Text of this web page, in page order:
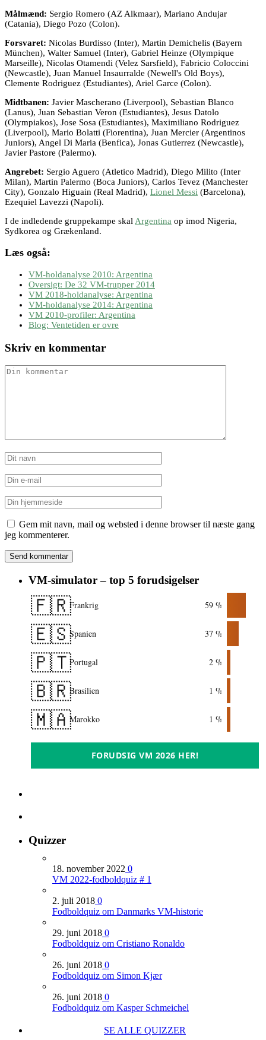
Målmænd: Sergio Romero (AZ Alkmaar), Mariano Andujar
(Catania), Diego Pozo (Colon).
Forsvaret: Nicolas Burdisso (Inter), Martin Demichelis (Bayern
München), Walter Samuel (Inter), Gabriel Heinze (Olympique
Marseille), Nicolas Otamendi (Velez Sarsfield), Fabricio Coloccini
(Newcastle), Juan Manuel Insaurralde (Newell's Old Boys),
Clemente Rodriguez (Estudiantes), Ariel Garce (Colon).
Midtbanen: Javier Mascherano (Liverpool), Sebastian Blanco
(Lanus), Juan Sebastian Veron (Estudiantes), Jesus Datolo
(Olympiakos), Jose Sosa (Estudiantes), Maximiliano Rodriguez
(Liverpool), Mario Bolatti (Fiorentina), Juan Mercier (Argentinos
Juniors), Angel Di Maria (Benfica), Jonas Gutierrez (Newcastle),
Javier Pastore (Palermo).
Angrebet: Sergio Aguero (Atletico Madrid), Diego Milito (Inter
Milan), Martin Palermo (Boca Juniors), Carlos Tevez (Manchester
City), Gonzalo Higuain (Real Madrid), Lionel Messi (Barcelona),
Ezequiel Lavezzi (Napoli).
I de indledende gruppekampe skal Argentina op imod Nigeria,
Sydkorea og Grækenland.
Læs også:
VM-holdanalyse 2010: Argentina
Oversigt: De 32 VM-trupper 2014
VM 2018-holdanalyse: Argentina
VM-holdanalyse 2014: Argentina
VM 2010-profiler: Argentina
Blog: Ventetiden er ovre
Skriv en kommentar
Gem mit navn, mail og websted i denne browser til næste gang
jeg kommenterer.
VM-simulator – top 5 forudsigelser
🇫🇷Frankrig 59 %
🇪🇸Spanien 37 %
🇵🇹Portugal 2 %
🇧🇷Brasilien 1 %
🇲🇦Marokko 1 %
FORUDSIG VM 2026 HER!
Quizzer
18. november 2022 0
VM 2022-fodboldquiz # 1
2. juli 2018 0
Fodboldquiz om Danmarks VM-historie
29. juni 2018 0
Fodboldquiz om Cristiano Ronaldo
26. juni 2018 0
Fodboldquiz om Simon Kjær
26. juni 2018 0
Fodboldquiz om Kasper Schmeichel
SE ALLE QUIZZER